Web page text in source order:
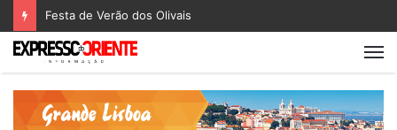
Festa de Verão dos Olivais